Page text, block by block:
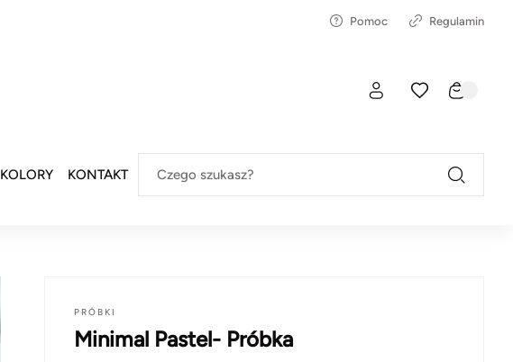
Pomoc Regulamin
KOLORY KONTAKT Czego szukasz?
PRÓBKI
Minimal Pastel- Próbka